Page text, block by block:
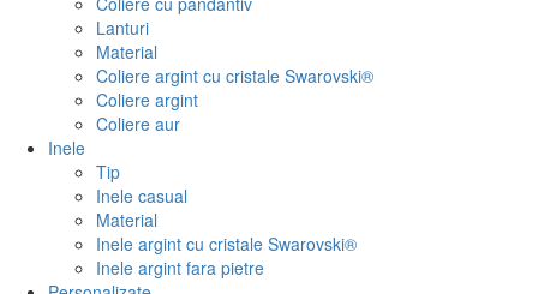
Lanturi
Material
Coliere argint cu cristale Swarovski®
Coliere argint
Coliere aur
Inele
Tip
Inele casual
Material
Inele argint cu cristale Swarovski®
Inele argint fara pietre